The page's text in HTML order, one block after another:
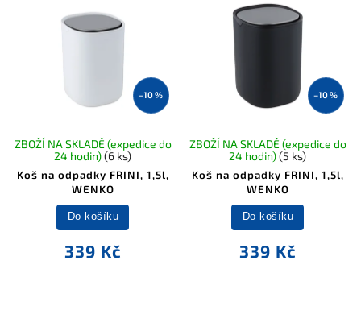
–10 %
Koš na odpadky FRINI, 1,5l,
WENKO
ZBOŽÍ NA SKLADĚ (expedice do
24 hodin)(6 ks)
339 Kč
Do košíku
–10 %
Koš na odpadky FRINI, 1,5l,
WENKO
ZBOŽÍ NA SKLADĚ (expedice do
24 hodin)(5 ks)
339 Kč
Do košíku